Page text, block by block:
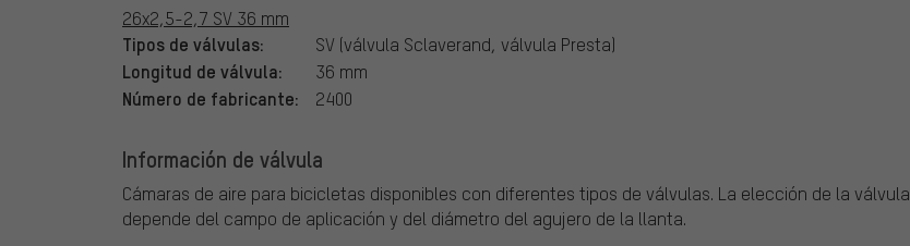
26x2,5-2,7 SV 36 mm
Tipos de válvulas: SV (válvula Sclaverand, válvula Presta)
Longitud de válvula: 36 mm
Número de fabricante: 2400
Información de válvula
Cámaras de aire para bicicletas disponibles con diferentes tipos de válvulas. La elección de la válvula
depende del campo de aplicación y del diámetro del agujero de la llanta.